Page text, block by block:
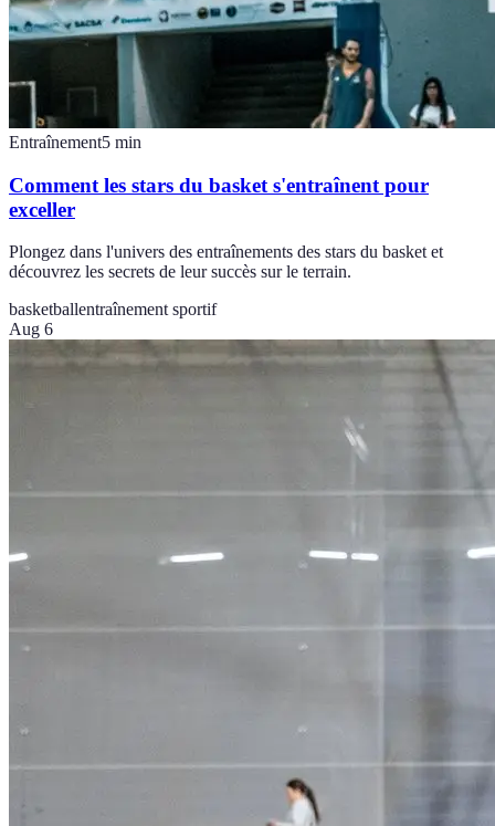
Entraînement5 min
Comment les stars du basket s'entraînent pour
exceller
Plongez dans l'univers des entraînements des stars du basket et
découvrez les secrets de leur succès sur le terrain.
basketballentraînement sportif
Aug 6